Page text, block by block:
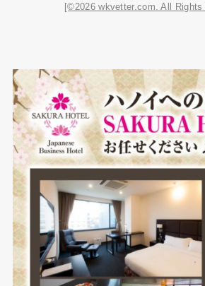
[©2026 wkvetter.com. All Rights